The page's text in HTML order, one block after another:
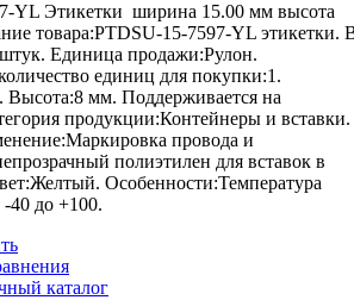
YL Этикетки ширина 15.00 мм высота
товара:PTDSU-15-7597-YL этикетки.
Единица продажи:Рулон.
единиц для покупки:1.
мм. Поддерживается на
продукции:Контейнеры и вставки.
провода и
полиэтилен для вставок в
Особенности:Температура
40 до +100.
каталог